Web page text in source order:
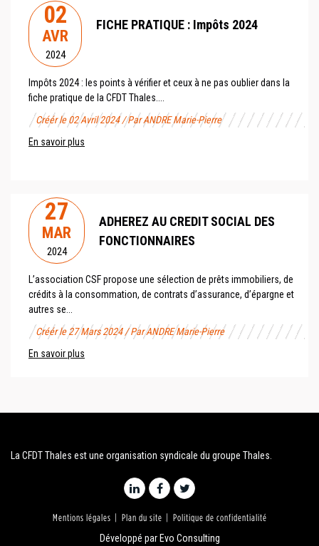
02
AVR
2024
FICHE PRATIQUE : Impôts 2024
Impôts 2024 : les points à vérifier et ceux à ne pas oublier dans la
fiche pratique de la CFDT Thales....
Créér le 02 Avril 2024 / Par ANDRE Marie-Pierre
En savoir plus
27
MAR
2024
ADHEREZ AU CREDIT SOCIAL DES
FONCTIONNAIRES
L’association CSF propose une sélection de prêts immobiliers, de
crédits à la consommation, de contrats d’assurance, d’épargne et
autres se...
Créér le 27 Mars 2024 / Par ANDRE Marie-Pierre
En savoir plus
La CFDT Thales est une organisation syndicale du groupe Thales.
Mentions légales Plan du site Politique de confidentialité
Développé par Evo Consulting